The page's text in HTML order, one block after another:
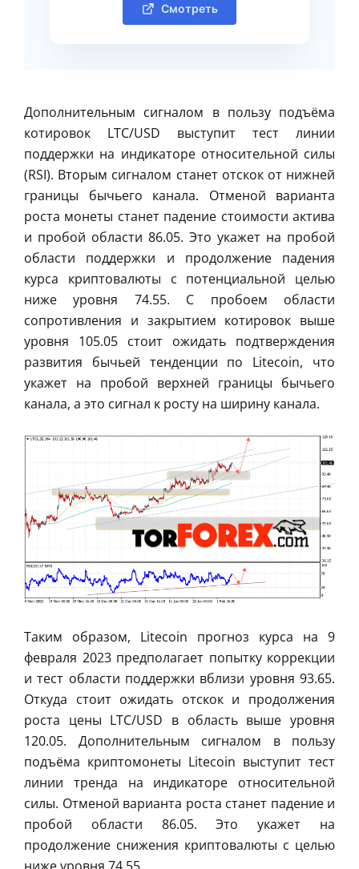
Смотреть
Дополнительным сигналом в пользу подъёма
котировок LTC/USD выступит тест линии
поддержки на индикаторе относительной силы
(RSI). Вторым сигналом станет отскок от нижней
границы бычьего канала. Отменой варианта
роста монеты станет падение стоимости актива
и пробой области 86.05. Это укажет на пробой
области поддержки и продолжение падения
курса криптовалюты с потенциальной целью
ниже уровня 74.55. С пробоем области
сопротивления и закрытием котировок выше
уровня 105.05 стоит ожидать подтверждения
развития бычьей тенденции по Litecoin, что
укажет на пробой верхней границы бычьего
канала, а это сигнал к росту на ширину канала.
Таким образом, Litecoin прогноз курса на 9
февраля 2023 предполагает попытку коррекции
и тест области поддержки вблизи уровня 93.65.
Откуда стоит ожидать отскок и продолжения
роста цены LTC/USD в область выше уровня
120.05. Дополнительным сигналом в пользу
подъёма криптомонеты Litecoin выступит тест
линии тренда на индикаторе относительной
силы. Отменой варианта роста станет падение и
пробой области 86.05. Это укажет на
продолжение снижения криптовалюты с целью